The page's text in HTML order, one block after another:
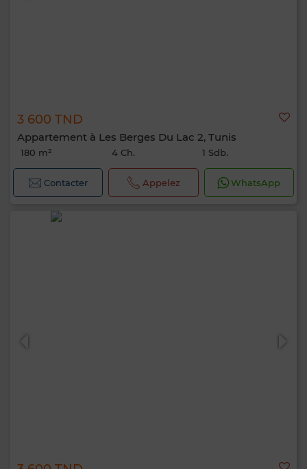
3 600 TND
Appartement à Les Berges Du Lac 2, Tunis
180 m² 4 Ch. 1 Sdb.
Contacter Appelez WhatsApp